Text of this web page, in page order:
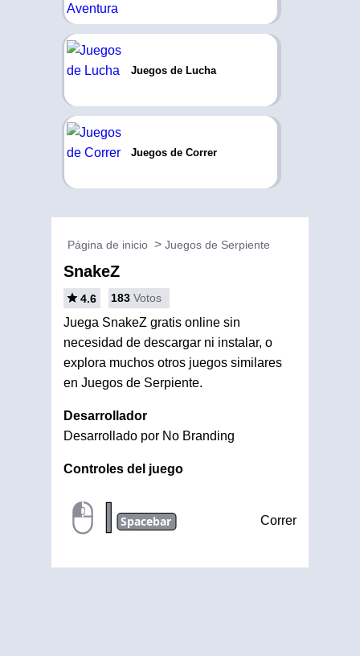
Juegos de Lucha
Juegos de Correr
Página de inicio Juegos de Serpiente
SnakeZ
4.6 183 Votos
Juega SnakeZ gratis online sin
necesidad de descargar ni instalar, o
explora muchos otros juegos similares
en Juegos de Serpiente.
Desarrollador
Desarrollado por No Branding
Controles del juego
| Spacebar Correr